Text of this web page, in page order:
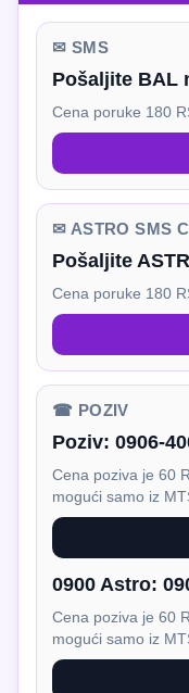
✉ SMS
Pošaljite BAL
Cena poruke 180
✉ ASTRO SMS
Pošaljite
Cena poruke 180
☎ POZIV
Poziv: 0906-
Cena poziva je 60
mogući samo iz
0900 Astro:
Cena poziva je 60
mogući samo iz